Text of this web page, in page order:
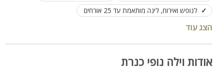
לנופש ואירוח, לינה מותאמת עד 25 אורחים
הצג עוד
אודות וילה נופי כנרת